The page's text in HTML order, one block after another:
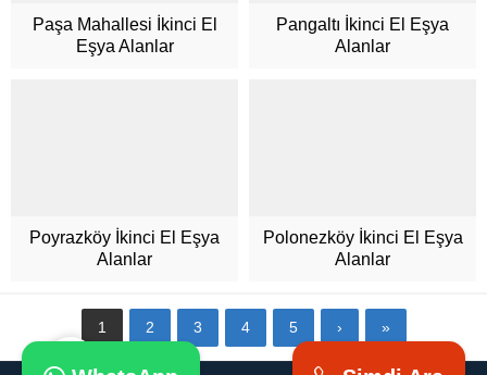
Paşa Mahallesi İkinci El
Eşya Alanlar
Pangaltı İkinci El Eşya
Alanlar
Poyrazköy İkinci El Eşya
Alanlar
Polonezköy İkinci El Eşya
Alanlar
1 2 3 4 5 › »